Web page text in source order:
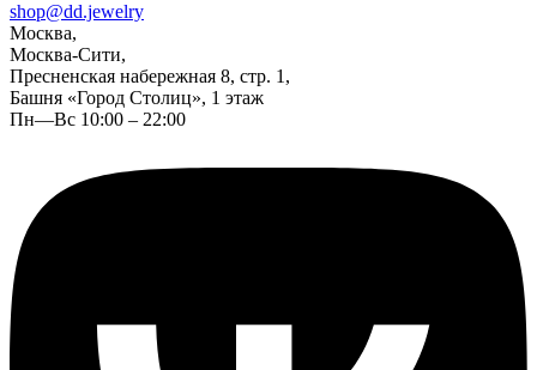
shop@dd.jewelry
Москва,
Москва-Сити,
Пресненская набережная 8, стр. 1,
Башня «Город Столиц», 1 этаж
Пн—Вс 10:00 – 22:00